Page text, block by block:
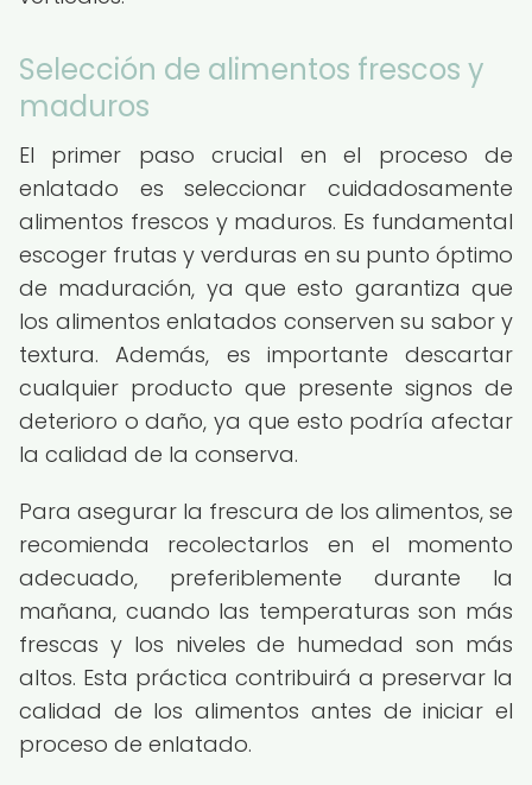
Selección de alimentos frescos y
maduros
El primer paso crucial en el proceso de
enlatado es seleccionar cuidadosamente
alimentos frescos y maduros. Es fundamental
escoger frutas y verduras en su punto óptimo
de maduración, ya que esto garantiza que
los alimentos enlatados conserven su sabor y
textura. Además, es importante descartar
cualquier producto que presente signos de
deterioro o daño, ya que esto podría afectar
la calidad de la conserva.
Para asegurar la frescura de los alimentos, se
recomienda recolectarlos en el momento
adecuado, preferiblemente durante la
mañana, cuando las temperaturas son más
frescas y los niveles de humedad son más
altos. Esta práctica contribuirá a preservar la
calidad de los alimentos antes de iniciar el
proceso de enlatado.